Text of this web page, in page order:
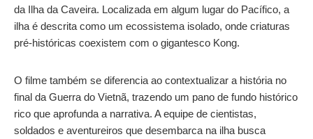
da Ilha da Caveira. Localizada em algum lugar do Pacífico, a
ilha é descrita como um ecossistema isolado, onde criaturas
pré-históricas coexistem com o gigantesco Kong.
O filme também se diferencia ao contextualizar a história no
final da Guerra do Vietnã, trazendo um pano de fundo histórico
rico que aprofunda a narrativa. A equipe de cientistas,
soldados e aventureiros que desembarca na ilha busca